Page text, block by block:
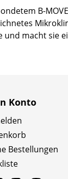
B-
und macht sie
Konto
Bestellungen